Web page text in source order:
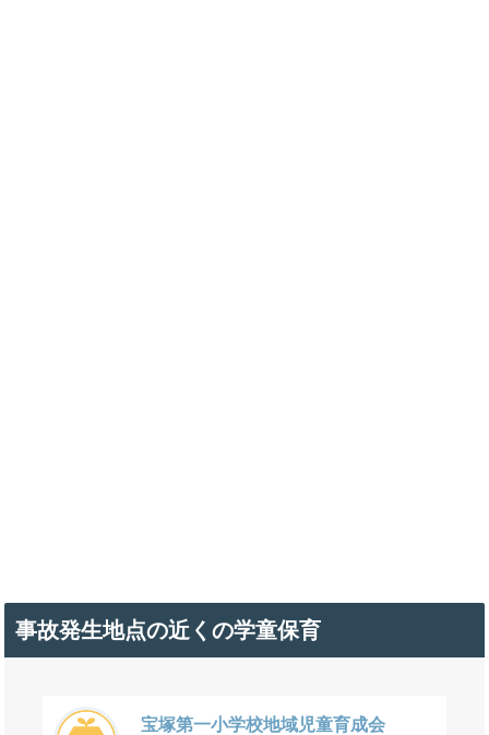
事故発生地点の近くの学童保育
宝塚第一小学校地域児童育成会